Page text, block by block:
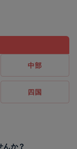
中部
四国
か？